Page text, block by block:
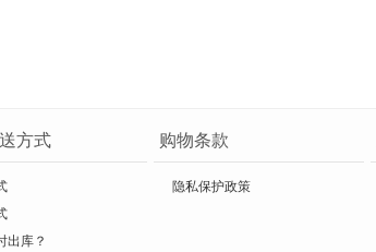
方式
出库？
购物条款
隐私保护政策